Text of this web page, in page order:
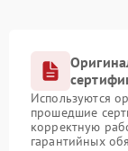
Используются
прошедшие
корректную
гарантийных